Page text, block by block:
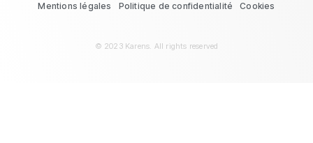
Mentions légales Politique de confidentialité Cookies
© 2023 Karens. All rights reserved